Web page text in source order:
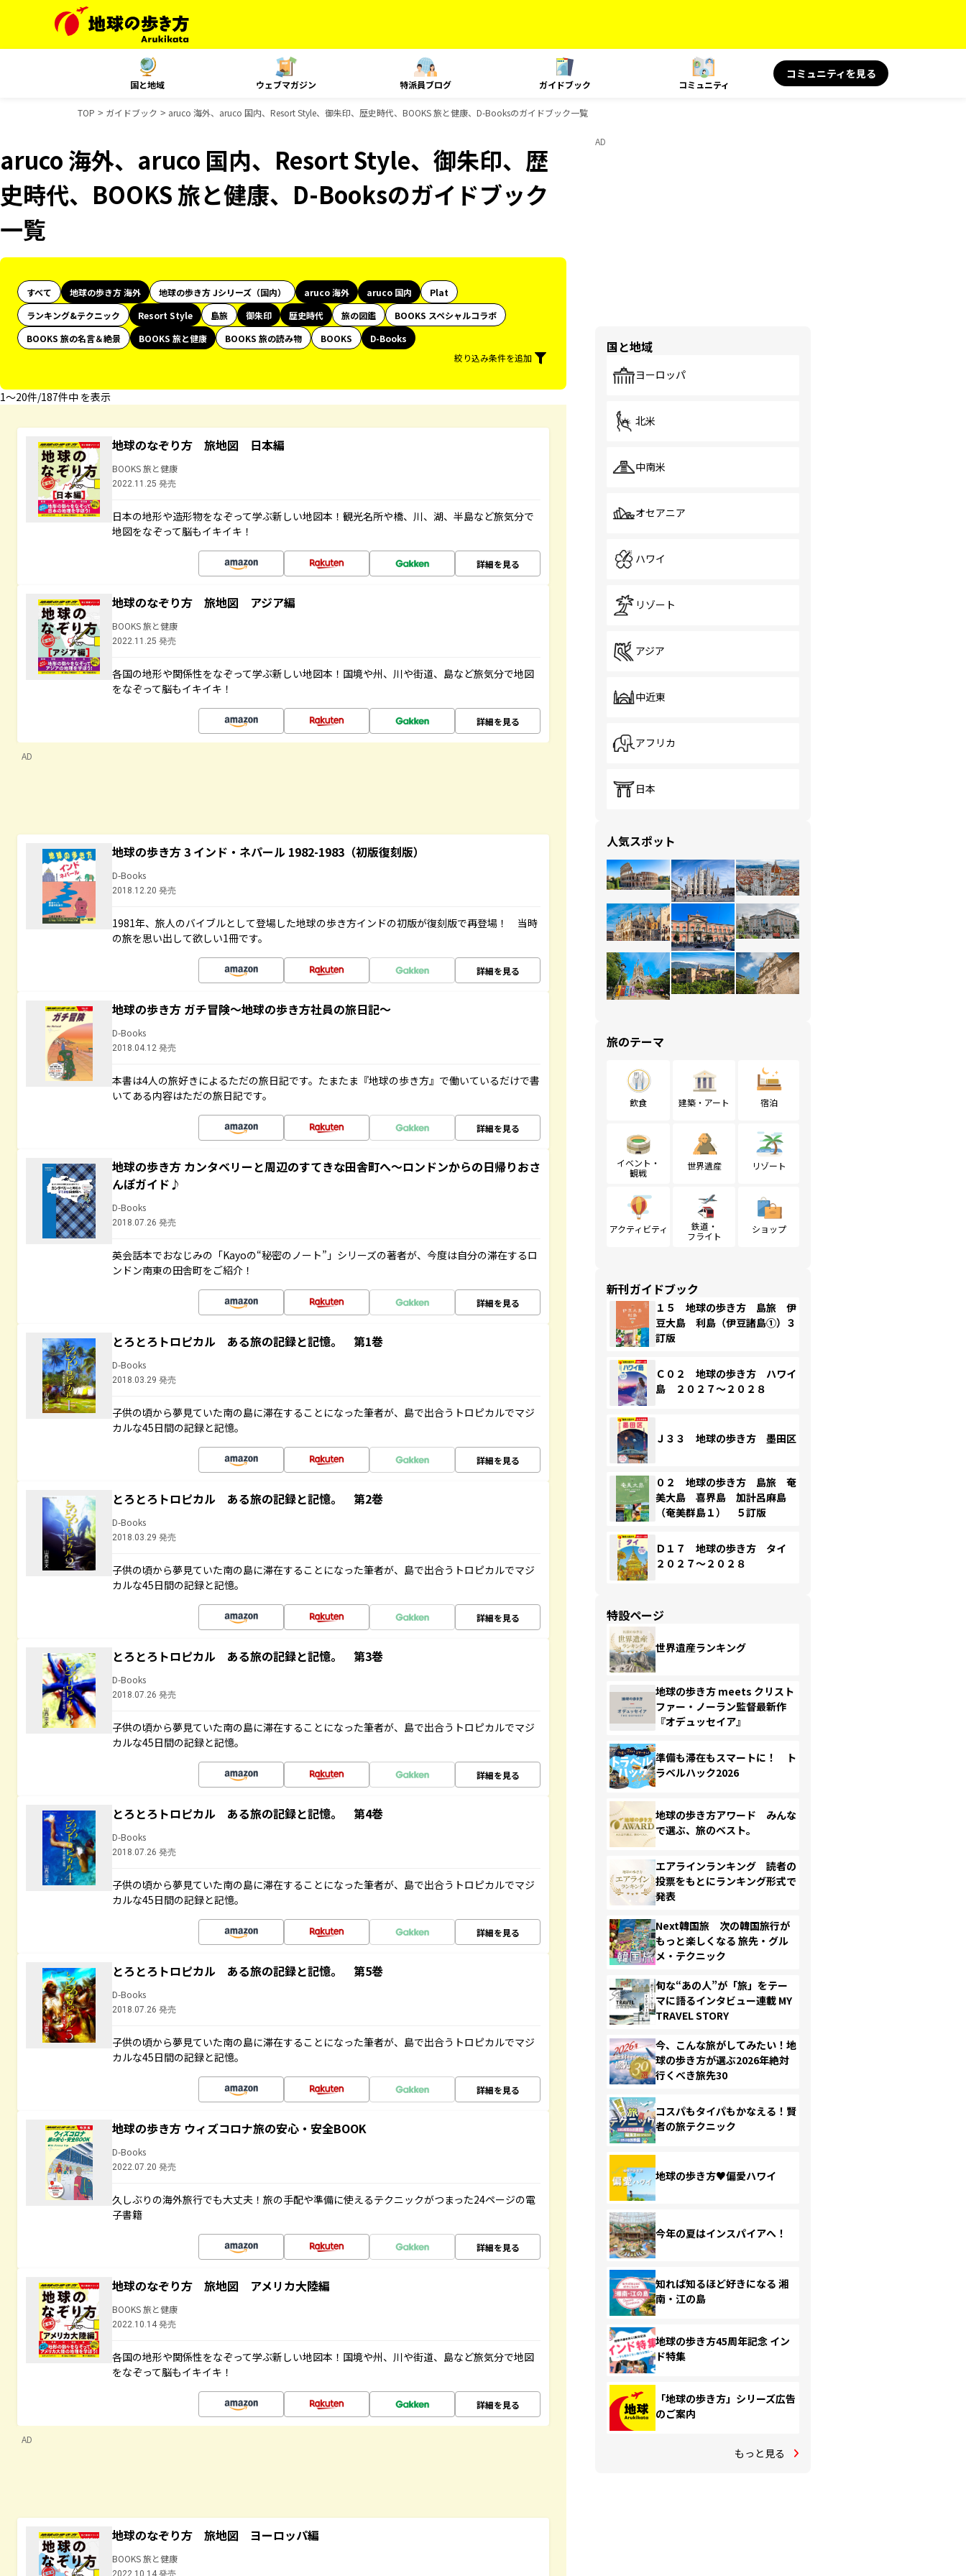
国と地域 ウェブマガジン 特派員ブログ ガイドブック コミュニティ
コミュニティを見る
TOP ガイドブック aruco 海外、aruco 国内、Resort Style、御朱印、歴史時代、BOOKS 旅と健康、D-Booksのガイドブック一覧
aruco 海外、aruco 国内、Resort Style、御朱印、歴
史時代、BOOKS 旅と健康、D-Booksのガイドブック
一覧
すべて 地球の歩き方 海外 地球の歩き方 Jシリーズ（国内） aruco 海外 aruco 国内
Plat
ランキング&テクニック
Resort Style 島旅 御朱印 歴史時代 旅の図鑑
BOOKS スペシャルコラボ
BOOKS 旅の名言＆絶景
BOOKS 旅と健康 BOOKS 旅の読み物 BOOKS
D-Books
絞り込み条件を追加
1〜20件/187件中 を表示
地球のなぞり方 旅地図 日本編
BOOKS 旅と健康
2022.11.25 発売
日本の地形や造形物をなぞって学ぶ新しい地図本！観光名所や橋、川、湖、半島など旅気分で
地図をなぞって脳もイキイキ！
詳細を見る
地球のなぞり方 旅地図 アジア編
BOOKS 旅と健康
2022.11.25 発売
各国の地形や関係性をなぞって学ぶ新しい地図本！国境や州、川や街道、島など旅気分で地図
をなぞって脳もイキイキ！
詳細を見る
AD
地球の歩き方 3 インド・ネパール 1982-1983（初版復刻版）
D-Books
2018.12.20 発売
1981年、旅人のバイブルとして登場した地球の歩き方インドの初版が復刻版で再登場！ 当時
の旅を思い出して欲しい1冊です。
詳細を見る
地球の歩き方 ガチ冒険～地球の歩き方社員の旅日記～
D-Books
2018.04.12 発売
本書は4人の旅好きによるただの旅日記です。たまたま『地球の歩き方』で働いているだけで書
いてある内容はただの旅日記です。
詳細を見る
地球の歩き方 カンタベリーと周辺のすてきな田舎町へ～ロンドンからの日帰りおさ
んぽガイド♪
D-Books
2018.07.26 発売
英会話本でおなじみの「Kayoの“秘密のノート”」シリーズの著者が、今度は自分の滞在するロ
ンドン南東の田舎町をご紹介！
詳細を見る
とろとろトロピカル ある旅の記録と記憶。 第1巻
D-Books
2018.03.29 発売
子供の頃から夢見ていた南の島に滞在することになった筆者が、島で出合うトロピカルでマジ
カルな45日間の記録と記憶。
詳細を見る
とろとろトロピカル ある旅の記録と記憶。 第2巻
D-Books
2018.03.29 発売
子供の頃から夢見ていた南の島に滞在することになった筆者が、島で出合うトロピカルでマジ
カルな45日間の記録と記憶。
詳細を見る
とろとろトロピカル ある旅の記録と記憶。 第3巻
D-Books
2018.07.26 発売
子供の頃から夢見ていた南の島に滞在することになった筆者が、島で出合うトロピカルでマジ
カルな45日間の記録と記憶。
詳細を見る
とろとろトロピカル ある旅の記録と記憶。 第4巻
D-Books
2018.07.26 発売
子供の頃から夢見ていた南の島に滞在することになった筆者が、島で出合うトロピカルでマジ
カルな45日間の記録と記憶。
詳細を見る
とろとろトロピカル ある旅の記録と記憶。 第5巻
D-Books
2018.07.26 発売
子供の頃から夢見ていた南の島に滞在することになった筆者が、島で出合うトロピカルでマジ
カルな45日間の記録と記憶。
詳細を見る
地球の歩き方 ウィズコロナ旅の安心・安全BOOK
D-Books
2022.07.20 発売
久しぶりの海外旅行でも大丈夫！旅の手配や準備に使えるテクニックがつまった24ページの電
子書籍
詳細を見る
地球のなぞり方 旅地図 アメリカ大陸編
BOOKS 旅と健康
2022.10.14 発売
各国の地形や関係性をなぞって学ぶ新しい地図本！国境や州、川や街道、島など旅気分で地図
をなぞって脳もイキイキ！
詳細を見る
AD
地球のなぞり方 旅地図 ヨーロッパ編
BOOKS 旅と健康
2022.10.14 発売
AD
国と地域
ヨーロッパ
北米
中南米
オセアニア
ハワイ
リゾート
アジア
中近東
アフリカ
日本
人気スポット
旅のテーマ
飲食 建築・アート 宿泊
イベント・
観戦
世界遺産 リゾート
アクティビティ
鉄道・
フライト
ショップ
新刊ガイドブック
１５ 地球の歩き方 島旅 伊
豆大島 利島（伊豆諸島①）３
訂版
Ｃ０２ 地球の歩き方 ハワイ
島 ２０２７～２０２８
Ｊ３３ 地球の歩き方 墨田区
０２ 地球の歩き方 島旅 奄
美大島 喜界島 加計呂麻島
（奄美群島１） ５訂版
Ｄ１７ 地球の歩き方 タイ
２０２７～２０２８
特設ページ
世界遺産ランキング
地球の歩き方 meets クリスト
ファー・ノーラン監督最新作
『オデュッセイア』
準備も滞在もスマートに！ ト
ラベルハック2026
地球の歩き方アワード みんな
で選ぶ、旅のベスト。
エアラインランキング 読者の
投票をもとにランキング形式で
発表
Next韓国旅 次の韓国旅行が
もっと楽しくなる 旅先・グル
メ・テクニック
旬な“あの人”が「旅」をテー
マに語るインタビュー連載 MY
TRAVEL STORY
今、こんな旅がしてみたい！地
球の歩き方が選ぶ2026年絶対
行くべき旅先30
コスパもタイパもかなえる！賢
者の旅テクニック
地球の歩き方♥偏愛ハワイ
今年の夏はインスパイアへ！
知れば知るほど好きになる 湘
南・江の島
地球の歩き方45周年記念 イン
ド特集
「地球の歩き方」シリーズ広告
のご案内
もっと見る